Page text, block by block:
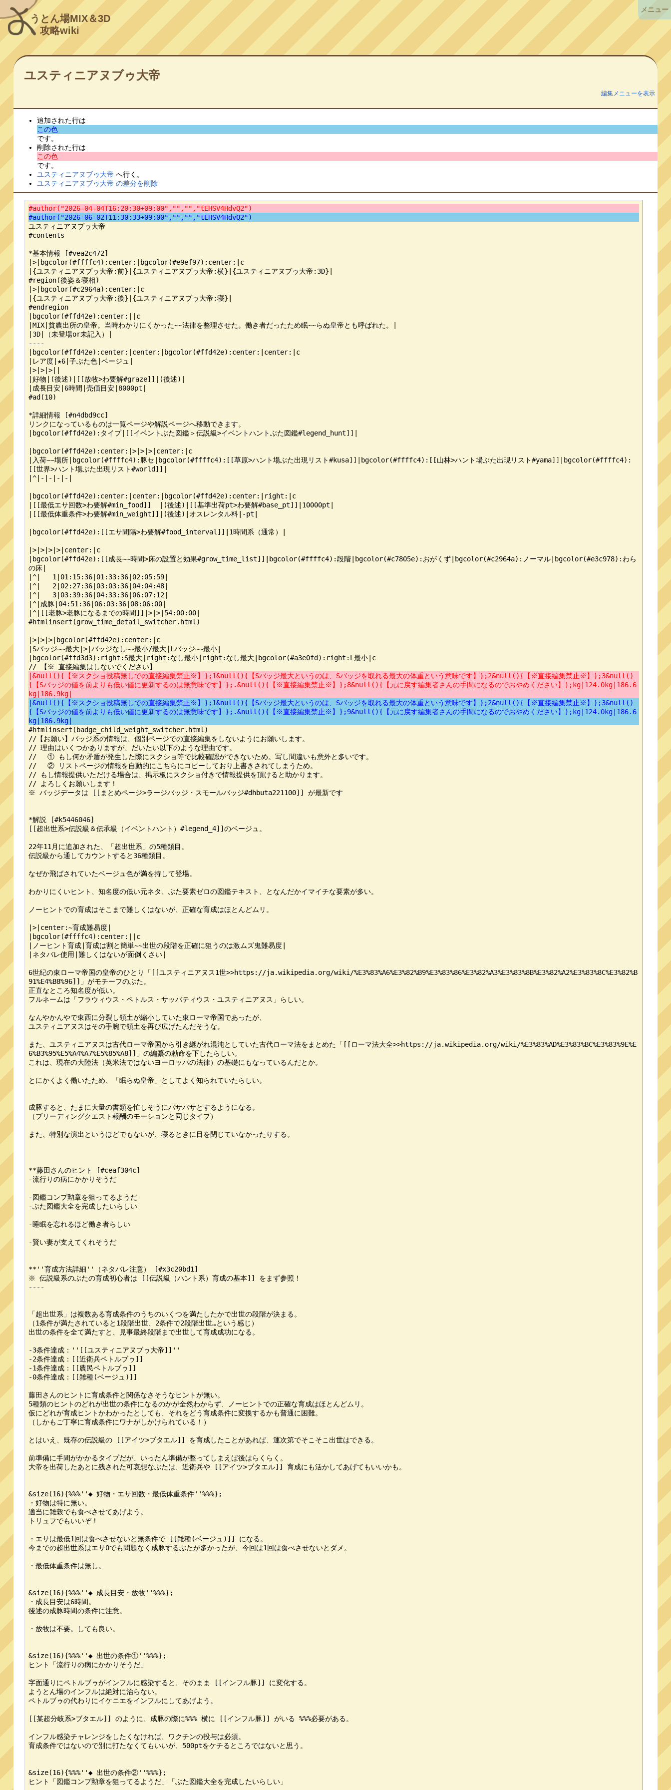
うとん場MIX＆3D
攻略wiki
ユスティニアヌブゥ大帝
編集メニューを表示
追加された行は
この色
です。
削除された行は
この色
です。
ユスティニアヌブゥ大帝 へ行く。
ユスティニアヌブゥ大帝 の差分を削除
#author("2026-04-04T16:20:30+09:00","","","tEHSV4HdvQ2")
#author("2026-06-02T11:30:33+09:00","","","tEHSV4HdvQ2")
ユスティニアヌブゥ大帝
#contents
*基本情報 [#vea2c472]
|>|bgcolor(#ffffc4):center:|bgcolor(#e9ef97):center:|c
|{ユスティニアヌブゥ大帝:前}|{ユスティニアヌブゥ大帝:横}|{ユスティニアヌブゥ大帝:3D}|
#region(後姿＆寝相)
|>|bgcolor(#c2964a):center:|c
|{ユスティニアヌブゥ大帝:後}|{ユスティニアヌブゥ大帝:寝}|
#endregion
|bgcolor(#ffd42e):center:||c
|MIX|貧農出所の皇帝。当時わかりにくかった~~法律を整理させた。働き者だったため眠~~らぬ皇帝とも呼ばれた。|
|3D|（未登場or未記入）|
----
|bgcolor(#ffd42e):center:|center:|bgcolor(#ffd42e):center:|center:|c
|レア度|★6|子ぶた色|ベージュ|
|>|>|>||
|好物|(後述)|[[放牧>わ要解#graze]]|(後述)|
|成長目安|6時間|売価目安|8000pt|
#ad(10)
*詳細情報 [#n4dbd9cc]
リンクになっているものは一覧ページや解説ページへ移動できます。
|bgcolor(#ffd42e):タイプ|[[イベントぶた図鑑＞伝説級>イベントハントぶた図鑑#legend_hunt]]|
|bgcolor(#ffd42e):center:|>|>|>|center:|c
|入荷~~場所|bgcolor(#ffffc4):豚セ|bgcolor(#ffffc4):[[草原>ハント場ぶた出現リスト#kusa]]|bgcolor(#ffffc4):[[山林>ハント場ぶた出現リスト#yama]]|bgcolor(#ffffc4):
[[世界>ハント場ぶた出現リスト#world]]|
|^|‐|‐|‐|‐|
|bgcolor(#ffd42e):center:|center:|bgcolor(#ffd42e):center:|right:|c
|[[最低エサ回数>わ要解#min_food]]  |(後述)|[[基準出荷pt>わ要解#base_pt]]|10000pt|
|[[最低体重条件>わ要解#min_weight]]|(後述)|オスレンタル料|-pt|
|bgcolor(#ffd42e):[[エサ間隔>わ要解#food_interval]]|1時間系（通常）|
|>|>|>|>|center:|c
|bgcolor(#ffd42e):[[成長~~時間>床の設置と効果#grow_time_list]]|bgcolor(#ffffc4):段階|bgcolor(#c7805e):おがくず|bgcolor(#c2964a):ノーマル|bgcolor(#e3c978):わら
の床|
|^|   1|01:15:36|01:33:36|02:05:59|
|^|   2|02:27:36|03:03:36|04:04:48|
|^|   3|03:39:36|04:33:36|06:07:12|
|^|成豚|04:51:36|06:03:36|08:06:00|
|^|[[老豚>老豚になるまでの時間]]|>|>|54:00:00|
#htmlinsert(grow_time_detail_switcher.html)
|>|>|>|bgcolor(#ffd42e):center:|c
|Sバッジ~~最大|>|バッジなし~~最小/最大|Lバッジ~~最小|
|bgcolor(#ffd3d3):right:S最大|right:なし最小|right:なし最大|bgcolor(#a3e0fd):right:L最小|c
|&null(){【※スクショ投稿無しでの直接編集禁止※】};1&null(){【Sバッジ最大というのは、Sバッジを取れる最大の体重という意味です】};2&null(){【※直接編集禁止※】};3&null()
{【Sバッジの値を前よりも低い値に更新するのは無意味です】};.&null(){【※直接編集禁止※】};8&null(){【元に戻す編集者さんの手間になるのでおやめください】};kg|124.0kg|186.6
kg|186.9kg|
|&null(){【※スクショ投稿無しでの直接編集禁止※】};1&null(){【Sバッジ最大というのは、Sバッジを取れる最大の体重という意味です】};2&null(){【※直接編集禁止※】};3&null()
{【Sバッジの値を前よりも低い値に更新するのは無意味です】};.&null(){【※直接編集禁止※】};9&null(){【元に戻す編集者さんの手間になるのでおやめください】};kg|124.0kg|186.6
kg|186.9kg|
#htmlinsert(badge_child_weight_switcher.html)
//【お願い】バッジ系の情報は、個別ページでの直接編集をしないようにお願いします。
// 理由はいくつかありますが、だいたい以下のような理由です。
// 　① もし何か矛盾が発生した際にスクショ等で比較確認ができないため。写し間違いも意外と多いです。
// 　② リストページの情報を自動的にこちらにコピーしており上書きされてしまうため。
// もし情報提供いただける場合は、掲示板にスクショ付きで情報提供を頂けると助かります。
// よろしくお願いします！
※ バッジデータは [[まとめページ>ラージバッジ・スモールバッジ#dhbuta221100]] が最新です
*解説 [#k5446046]
[[超出世系>伝説級＆伝承級（イベントハント）#legend_4]]のベージュ。
22年11月に追加された、「超出世系」の5種類目。
伝説級から通してカウントすると36種類目。
なぜか飛ばされていたベージュ色が満を持して登場。
わかりにくいヒント、知名度の低い元ネタ、ぶた要素ゼロの図鑑テキスト、となんだかイマイチな要素が多い。
ノーヒントでの育成はそこまで難しくはないが、正確な育成はほとんどムリ。
|>|center:~育成難易度|
|bgcolor(#ffffc4):center:||c
|ノーヒント育成|育成は割と簡単~~出世の段階を正確に狙うのは激ムズ鬼難易度|
|ネタバレ使用|難しくはないが面倒くさい|
6世紀の東ローマ帝国の皇帝のひとり「[[ユスティニアヌス1世>>https://ja.wikipedia.org/wiki/%E3%83%A6%E3%82%B9%E3%83%86%E3%82%A3%E3%83%8B%E3%82%A2%E3%83%8C%E3%82%B
91%E4%B8%96]]」がモチーフのぶた。
正直なところ知名度が低い。
フルネームは「フラウィウス・ペトルス・サッバティウス・ユスティニアヌス」らしい。
なんやかんやで東西に分裂し領土が縮小していた東ローマ帝国であったが、
ユスティニアヌスはその手腕で領土を再び広げたんだそうな。
また、ユスティニアヌスは古代ローマ帝国から引き継がれ混沌としていた古代ローマ法をまとめた「[[ローマ法大全>>https://ja.wikipedia.org/wiki/%E3%83%AD%E3%83%BC%E3%83%9E%E
6%B3%95%E5%A4%A7%E5%85%A8]]」の編纂の勅命を下したらしい。
これは、現在の大陸法（英米法ではないヨーロッパの法律）の基礎にもなっているんだとか。
とにかくよく働いたため、「眠らぬ皇帝」としてよく知られていたらしい。
成豚すると、たまに大量の書類を忙しそうにバサバサとするようになる。
（ブリーディングクエスト報酬のモーションと同じタイプ）
また、特別な演出というほどでもないが、寝るときに目を閉じていなかったりする。
**藤田さんのヒント [#ceaf304c]
-流行りの病にかかりそうだ
-図鑑コンプ勲章を狙ってるようだ
-ぶた図鑑大全を完成したいらしい
-睡眠を忘れるほど働き者らしい
-賢い妻が支えてくれそうだ
**''育成方法詳細''（ネタバレ注意） [#x3c20bd1]
※ 伝説級系のぶたの育成初心者は [[伝説級（ハント系）育成の基本]] をまず参照！
----
「超出世系」は複数ある育成条件のうちのいくつを満たしたかで出世の段階が決まる。
（1条件が満たされていると1段階出世、2条件で2段階出世…という感じ）
出世の条件を全て満たすと、見事最終段階まで出世して育成成功になる。
-3条件達成：''[[ユスティニアヌブゥ大帝]]''
-2条件達成：[[近衛兵ペトルブゥ]]
-1条件達成：[[農民ペトルブゥ]]
-0条件達成：[[雑種(ベージュ)]]
藤田さんのヒントに育成条件と関係なさそうなヒントが無い。
5種類のヒントのどれが出世の条件になるのかが全然わからず、ノーヒントでの正確な育成はほとんどムリ。
仮にどれが育成ヒントかわかったとしても、それをどう育成条件に変換するかも普通に困難。
（しかもご丁寧に育成条件にワナがしかけられている！）
とはいえ、既存の伝説級の [[アイツ>ブタエル]] を育成したことがあれば、運次第でそこそこ出世はできる。
前準備に手間がかかるタイプだが、いったん準備が整ってしまえば後はらくらく。
大帝を出荷したあとに残された可哀想なぶたは、近衛兵や [[アイツ>ブタエル]] 育成にも活かしてあげてもいいかも。
&size(16){%%%''◆ 好物・エサ回数・最低体重条件''%%%};
・好物は特に無い。
適当に雑穀でも食べさせてあげよう。
トリュフでもいいぞ！
・エサは最低1回は食べさせないと無条件で [[雑種(ベージュ)]] になる。
今までの超出世系はエサ0でも問題なく成豚するぶたが多かったが、今回は1回は食べさせないとダメ。
・最低体重条件は無し。
&size(16){%%%''◆ 成長目安・放牧''%%%};
・成長目安は6時間。
後述の成豚時間の条件に注意。
・放牧は不要。しても良い。
&size(16){%%%''◆ 出世の条件①''%%%};
ヒント「流行りの病にかかりそうだ」
字面通りにペトルブゥがインフルに感染すると、そのまま [[インフル豚]] に変化する。
ようとん場のインフルは絶対に治らない。
ペトルブゥの代わりにイケニエをインフルにしてあげよう。
[[某超分岐系>ブタエル]] のように、成豚の際に%%% 横に [[インフル豚]] がいる %%%必要がある。
インフル感染チャレンジをしたくなければ、ワクチンの投与は必須。
育成条件ではないので別に打たなくてもいいが、500ptをケチるところではないと思う。
&size(16){%%%''◆ 出世の条件②''%%%};
ヒント「図鑑コンプ勲章を狙ってるようだ」「ぶた図鑑大全を完成したいらしい」
メニュー